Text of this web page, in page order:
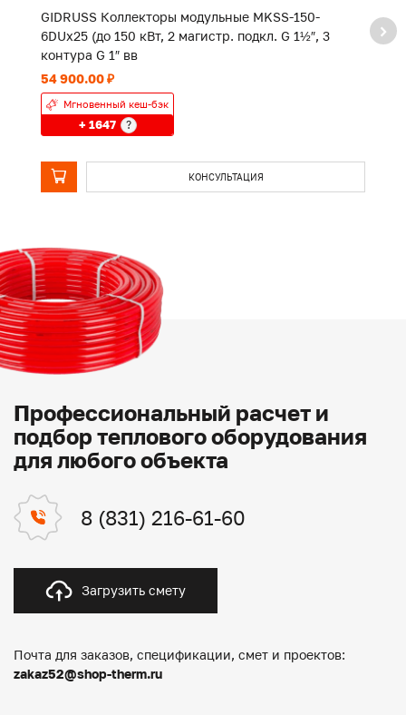
GIDRUSS Коллекторы модульные MKSS-150-
6DUx25 (до 150 кВт, 2 магистр. подкл. G 1½″, 3
контура G 1″ вв
54 900.00 ₽
Мгновенный кеш-бэк
+ 1647 ?
КОНСУЛЬТАЦИЯ
Профессиональный расчет и
подбор теплового оборудования
для любого объекта
8 (831) 216-61-60
Загрузить смету
Почта для заказов, спецификации, смет и проектов:
zakaz52@shop-therm.ru